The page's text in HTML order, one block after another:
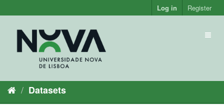
to
Log in Register
Datasets